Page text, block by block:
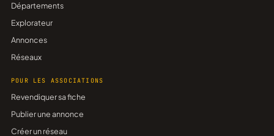
Départements
Explorateur
Annonces
Réseaux
POUR LES ASSOCIATIONS
Revendiquer sa fiche
Publier une annonce
Créer un réseau